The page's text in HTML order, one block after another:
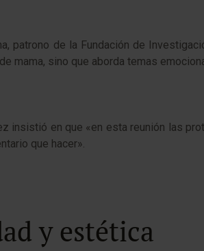
patrono de la Fundación de
mama, sino que aborda temas
insistió en que «en esta reunión las
que hacer».
y estética